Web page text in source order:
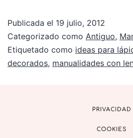
Publicada el 19 julio, 2012
Categorizado como Antiguo,
Etiquetado como ideas para
decorados, manualidades con
PRIVACIDAD
COOKIES